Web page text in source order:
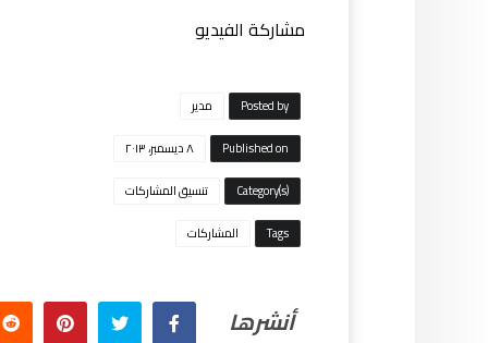
مشاركة الفيديو
Posted by
مدیر
Published on
٨ ديسمبر، ٢٠١٣
Category(s)
تنسيق المشاركات
Tags
المشاركات